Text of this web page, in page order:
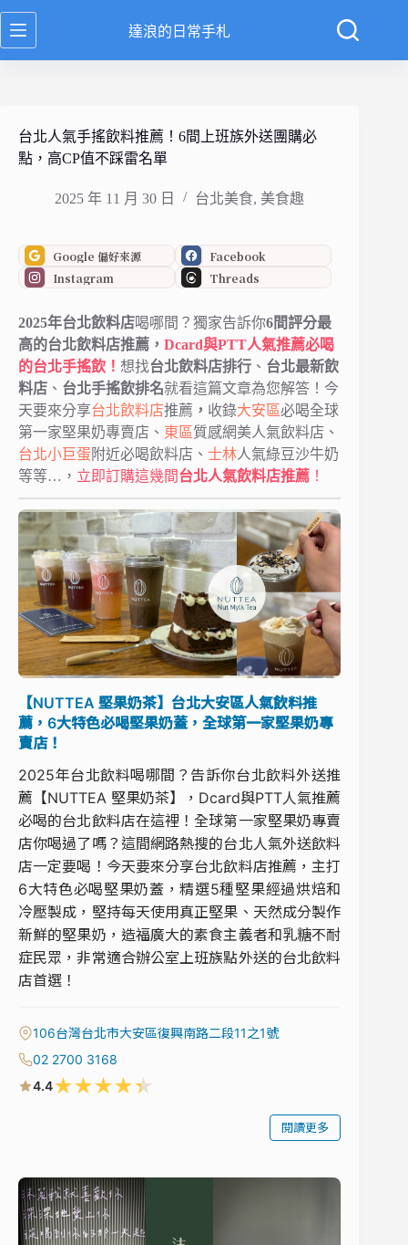
跳
至
達浪的日常手札
台北人氣手搖飲料推薦！6間上班族外送團購必
點，高CP值不踩雷名單
2025 年 11 月 30 日 台北美食, 美食趣
Google 偏好來源
Facebook
Instagram
Threads
2025年台北飲料店喝哪間？獨家告訴你6間評分最
高的台北飲料店推薦， Dcard與PTT人氣推薦必喝
的台北手搖飲！ 想找台北飲料店排行 、 台北最新飲
料店 、 台北手搖飲排名就看這篇文章為您解答！今
天要來分享台北飲料店推薦 ， 收錄大安區必喝全球
第一家堅果奶專賣店、 東區質感網美人氣飲料店、
台北小巨蛋 附近必喝飲料店、 士林人氣綠豆沙牛奶
等等…， 立即訂購這幾間台北人氣飲料店推薦 ！
【NUTTEA 堅果奶茶】台北大安區人氣飲料推
薦，6大特色必喝堅果奶蓋，全球第一家堅果奶專
賣店！
2025年台北飲料喝哪間？告訴你台北飲料外送推
薦【NUTTEA 堅果奶茶】，Dcard與PTT人氣推薦
必喝的台北飲料店在這裡！全球第一家堅果奶專賣
店你喝過了嗎？這間網路熱搜的台北人氣外送飲料
店一定要喝！今天要來分享台北飲料店推薦，主打
6大特色必喝堅果奶蓋，精選5種堅果經過烘焙和
冷壓製成，堅持每天使用真正堅果、天然成分製作
新鮮的堅果奶，造福廣大的素食主義者和乳糖不耐
症民眾，非常適合辦公室上班族點外送的台北飲料
店首選！
106台灣台北市大安區復興南路二段11之1號
02 2700 3168
4.4★★★★★
閱讀更多